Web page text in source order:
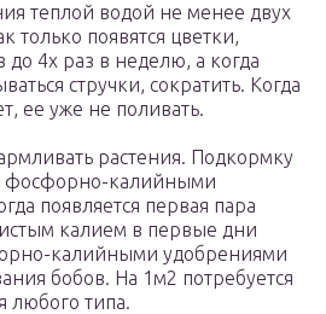
теплой водой не менее двух
только появятся цветки,
до 4х раз в неделю, а когда
стручки, сократить. Когда
ее уже не поливать.
растения. Подкормку
фосфорно-калийными
появляется первая пара
калием в первые дни
калийными удобрениями
бобов. На 1м2 потребуется
любого типа.